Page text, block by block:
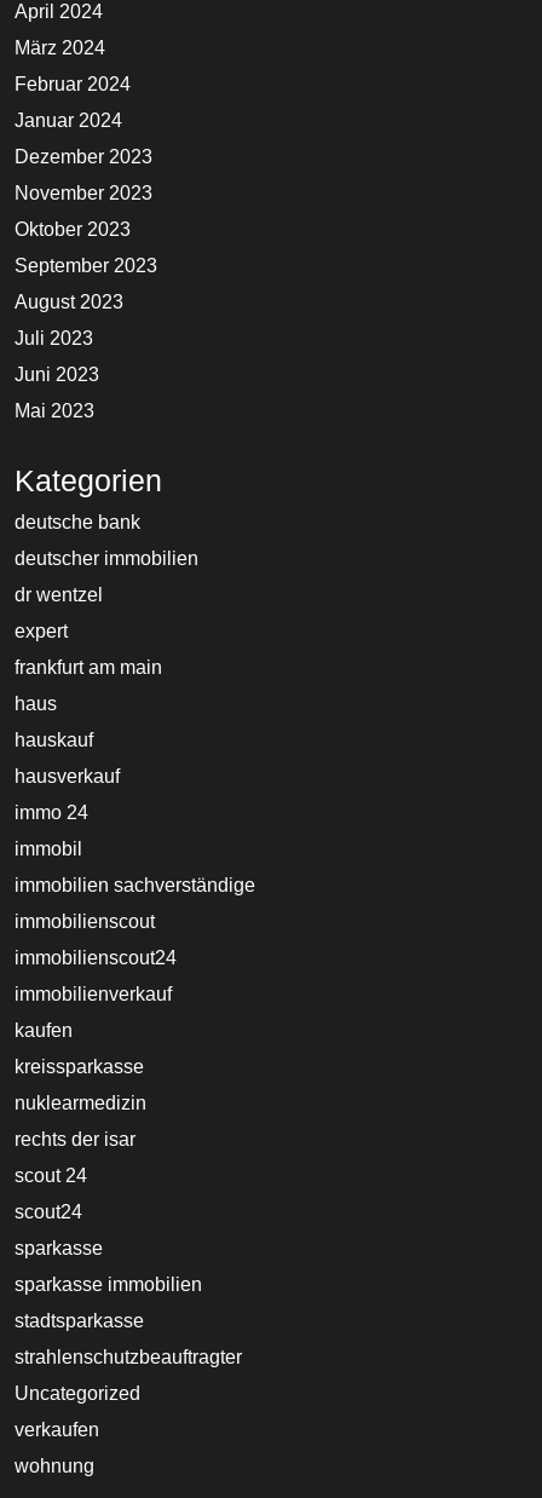
April 2024
März 2024
Februar 2024
Januar 2024
Dezember 2023
November 2023
Oktober 2023
September 2023
August 2023
Juli 2023
Juni 2023
Mai 2023
Kategorien
deutsche bank
deutscher immobilien
dr wentzel
expert
frankfurt am main
haus
hauskauf
hausverkauf
immo 24
immobil
immobilien sachverständige
immobilienscout
immobilienscout24
immobilienverkauf
kaufen
kreissparkasse
nuklearmedizin
rechts der isar
scout 24
scout24
sparkasse
sparkasse immobilien
stadtsparkasse
strahlenschutzbeauftragter
Uncategorized
verkaufen
wohnung